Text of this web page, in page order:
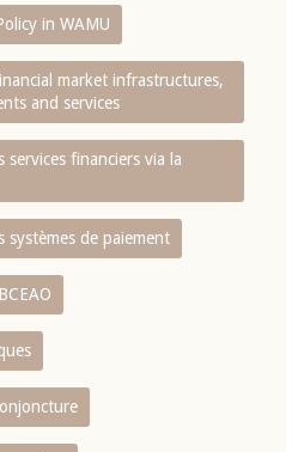
in WAMU
market infrastructures,
and services
financiers via la
systèmes de paiement